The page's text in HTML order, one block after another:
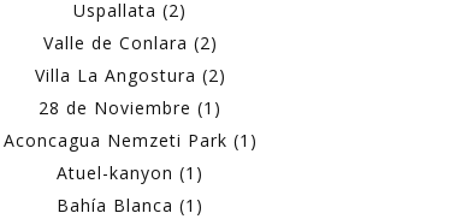
Uspallata (2)
Valle de Conlara (2)
Villa La Angostura (2)
28 de Noviembre (1)
Aconcagua Nemzeti Park (1)
Atuel-kanyon (1)
Bahía Blanca (1)